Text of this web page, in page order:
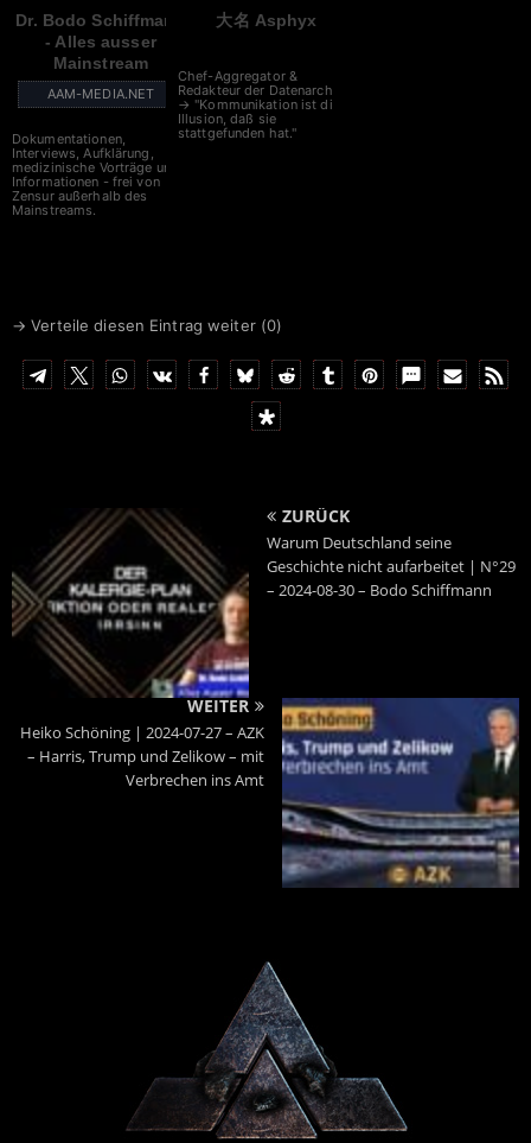
Dr. Bodo Schiffmann
- Alles ausser
Mainstream
AAM-MEDIA.NET
Dokumentationen,
Interviews, Aufklärung,
medizinische Vorträge und
Informationen - frei von
Zensur außerhalb des
Mainstreams.
大名 Asphyx
Chef-Aggregator &
Redakteur der Datenarche
→ "Kommunikation ist die
Illusion, daß sie
stattgefunden hat."
→ Verteile diesen Eintrag weiter (0)
ZURÜCK
Warum Deutschland seine
Geschichte nicht aufarbeitet | N°29
– 2024-08-30 – Bodo Schiffmann
WEITER
Heiko Schöning | 2024-07-27 – AZK
– Harris, Trump und Zelikow – mit
Verbrechen ins Amt
Powered By :